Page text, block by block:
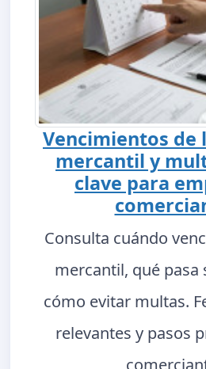
Vencimientos de
mercantil y
clave para
Consulta cuándo
mercantil, qué pasa
cómo evitar multas.
relevantes y pasos